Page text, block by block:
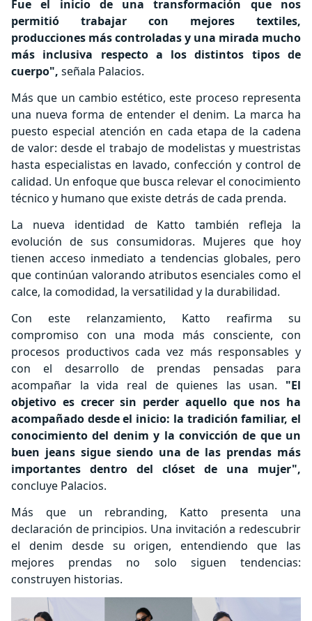
Fue el inicio de una transformación que nos
permitió trabajar con mejores textiles,
producciones más controladas y una mirada mucho
más inclusiva respecto a los distintos tipos de
cuerpo", señala Palacios.
Más que un cambio estético, este proceso representa
una nueva forma de entender el denim. La marca ha
puesto especial atención en cada etapa de la cadena
de valor: desde el trabajo de modelistas y muestristas
hasta especialistas en lavado, confección y control de
calidad. Un enfoque que busca relevar el conocimiento
técnico y humano que existe detrás de cada prenda.
La nueva identidad de Katto también refleja la
evolución de sus consumidoras. Mujeres que hoy
tienen acceso inmediato a tendencias globales, pero
que continúan valorando atributos esenciales como el
calce, la comodidad, la versatilidad y la durabilidad.
Con este relanzamiento, Katto reafirma su
compromiso con una moda más consciente, con
procesos productivos cada vez más responsables y
con el desarrollo de prendas pensadas para
acompañar la vida real de quienes las usan. "El
objetivo es crecer sin perder aquello que nos ha
acompañado desde el inicio: la tradición familiar, el
conocimiento del denim y la convicción de que un
buen jeans sigue siendo una de las prendas más
importantes dentro del clóset de una mujer",
concluye Palacios.
Más que un rebranding, Katto presenta una
declaración de principios. Una invitación a redescubrir
el denim desde su origen, entendiendo que las
mejores prendas no solo siguen tendencias:
construyen historias.